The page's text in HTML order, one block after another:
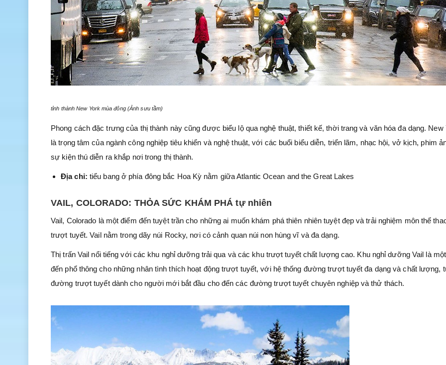
tỉnh thành New York mùa đông (Ảnh sưu tầm)
Phong cách đặc trưng của thị thành này cũng được biểu lộ qua nghệ thuật, thiết kế, thời trang và văn hóa đa dạng. New
là trọng tâm của ngành công nghiệp tiêu khiển và nghệ thuật, với các buổi biểu diễn, triển lãm, nhạc hội, vở kịch, phim
sự kiện thú diễn ra khắp nơi trong thị thành.
Địa chỉ: tiểu bang ở phía đông bắc Hoa Kỳ nằm giữa Atlantic Ocean and the Great Lakes
VAIL, COLORADO: THỎA SỨC KHÁM PHÁ tự nhiên
Vail, Colorado là một điểm đến tuyệt trần cho những ai muốn khám phá thiên nhiên tuyệt đẹp và trải nghiệm môn thể
trượt tuyết. Vail nằm trong dãy núi Rocky, nơi có cảnh quan núi non hùng vĩ và đa dạng.
Thị trấn Vail nổi tiếng với các khu nghỉ dưỡng trải qua và các khu trượt tuyết chất lượng cao. Khu nghỉ dưỡng Vail là
đến phổ thông cho những nhân tình thích hoạt động trượt tuyết, với hệ thống đường trượt tuyết đa dạng và chất lượng,
đường trượt tuyết dành cho người mới bắt đầu cho đến các đường trượt tuyết chuyên nghiệp và thử thách.